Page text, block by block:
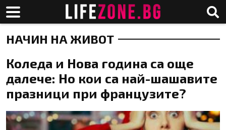
НАЧИН НА ЖИВОТ
Коледа и Нова година са още
далече: Но кои са най-шашавите
празници при французите?